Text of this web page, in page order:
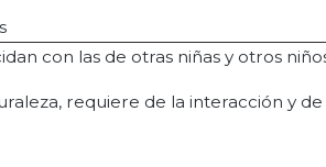
con las de otras niñas y otros
requiere de la interacción y de